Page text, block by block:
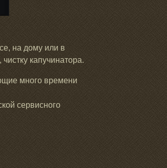
на дому или в
капучинатора.
много времени
сервисного